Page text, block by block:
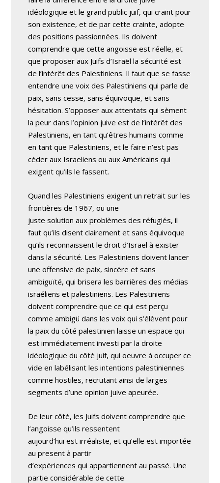
idéologique et le grand public juif, qui craint pour
son existence, et de par cette crainte, adopte
des positions passionnées. Ils doivent
comprendre que cette angoisse est réelle, et
que proposer aux Juifs d’Israël la sécurité est
de l’intérêt des Palestiniens. Il faut que se fasse
entendre une voix des Palestiniens qui parle de
paix, sans cesse, sans équivoque, et sans
hésitation. S’opposer aux attentats qui sèment
la peur dans l’opinion juive est de l’intérêt des
Palestiniens, en tant qu’êtres humains comme
en tant que Palestiniens, et le faire n’est pas
céder aux Israeliens ou aux Américains qui
exigent qu’ils le fassent.
Quand les Palestiniens exigent un retrait sur les
frontières de 1967, ou une
juste solution aux problèmes des réfugiés, il
faut qu’ils disent clairement et sans équivoque
qu’ils reconnaissent le droit d’Israël à exister
dans la sécurité. Les Palestiniens doivent lancer
une offensive de paix, sincère et sans
ambiguïté, qui brisera les barrières des médias
israéliens et palestiniens. Les Palestiniens
doivent comprendre que ce qui est perçu
comme ambigü dans les voix qui s’élèvent pour
la paix du côté palestinien laisse un espace qui
est immédiatement investi par la droite
idéologique du côté juif, qui oeuvre à occuper ce
vide en labélisant les intentions palestiniennes
comme hostiles, recrutant ainsi de larges
segments d’une opinion juive apeurée.
De leur côté, les Juifs doivent comprendre que
l’angoisse qu’ils ressentent
aujourd’hui est irréaliste, et qu’elle est importée
au present à partir
d’expériences qui appartiennent au passé. Une
partie considérable de cette